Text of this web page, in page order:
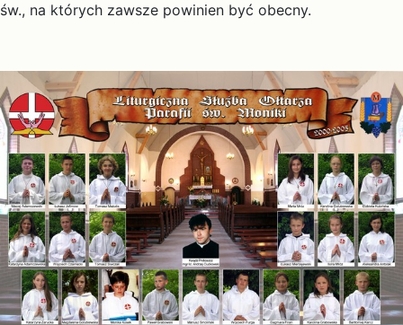
św., na których zawsze powinien być obecny.